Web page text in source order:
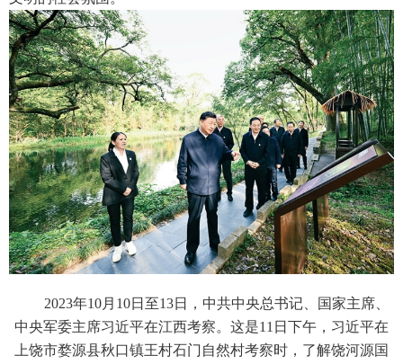
2023年10月10日至13日，中共中央总书记、国家主席、
中央军委主席习近平在江西考察。这是11日下午，习近平在
上饶市婺源县秋口镇王村石门自然村考察时，了解饶河源国